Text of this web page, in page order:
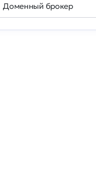
Доменный брокер